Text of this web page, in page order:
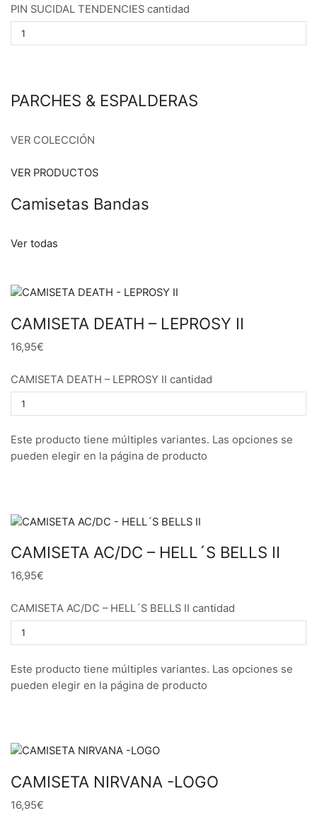
PIN SUCIDAL TENDENCIES cantidad
PARCHES & ESPALDERAS
VER COLECCIÓN
VER PRODUCTOS
Camisetas Bandas
Ver todas
CAMISETA DEATH – LEPROSY II
16,95€
CAMISETA DEATH – LEPROSY II cantidad
Este producto tiene múltiples variantes. Las opciones se
pueden elegir en la página de producto
CAMISETA AC/DC – HELL´S BELLS II
16,95€
CAMISETA AC/DC – HELL´S BELLS II cantidad
Este producto tiene múltiples variantes. Las opciones se
pueden elegir en la página de producto
CAMISETA NIRVANA -LOGO
16,95€